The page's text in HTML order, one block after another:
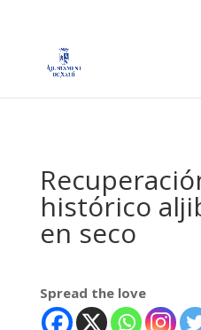
histórico
en seco
Spread the love